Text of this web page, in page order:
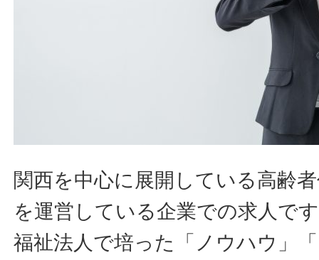
関西を中心に展開している高齢
を運営している企業での求人で
福祉法人で培った「ノウハウ」